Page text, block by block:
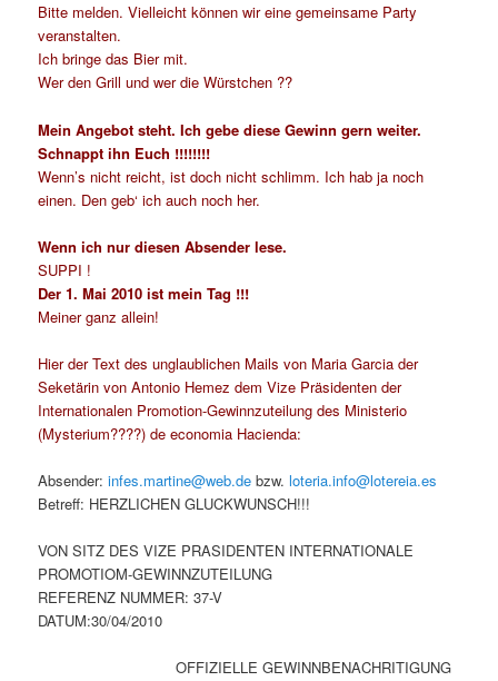
Bitte melden. Vielleicht können wir eine gemeinsame Party
veranstalten.
Ich bringe das Bier mit.
Wer den Grill und wer die Würstchen ??
Mein Angebot steht. Ich gebe diese Gewinn gern weiter.
Schnappt ihn Euch !!!!!!!!
Wenn’s nicht reicht, ist doch nicht schlimm. Ich hab ja noch
einen. Den geb‘ ich auch noch her.
Wenn ich nur diesen Absender lese.
SUPPI !
Der 1. Mai 2010 ist mein Tag !!!
Meiner ganz allein!
Hier der Text des unglaublichen Mails von Maria Garcia der
Seketärin von Antonio Hemez dem Vize Präsidenten der
Internationalen Promotion-Gewinnzuteilung des Ministerio
(Mysterium????) de economia Hacienda:
Absender:infes.martine@web.de bzw.loteria.info@lotereia.es
Betreff: HERZLICHEN GLUCKWUNSCH!!!
VON SITZ DES VIZE PRASIDENTEN INTERNATIONALE
PROMOTIOM-GEWINNZUTEILUNG
REFERENZ NUMMER: 37-V
DATUM:30/04/2010
OFFIZIELLE GEWINNBENACHRITIGUNG